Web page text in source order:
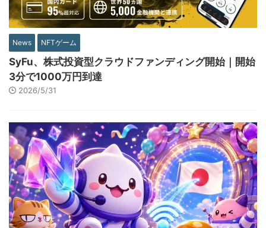
News NFTゲーム
SyFu、株式投資型クラウドファンディング開始｜開始
3分で1000万円到達
2026/5/31